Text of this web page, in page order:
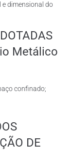
dimensional do
Metálico
confinado;
DE